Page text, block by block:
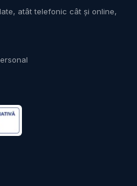
atât telefonic cât și online,